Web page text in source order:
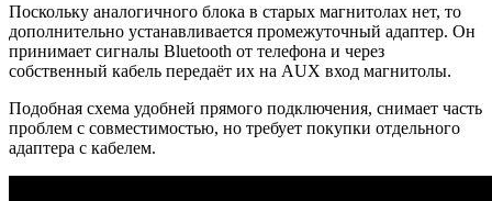
Поскольку аналогичного блока в старых магнитолах нет, то
дополнительно устанавливается промежуточный адаптер. Он
принимает сигналы Bluetooth от телефона и через
собственный кабель передаёт их на AUX вход магнитолы.
Подобная схема удобней прямого подключения, снимает часть
проблем с совместимостью, но требует покупки отдельного
адаптера с кабелем.